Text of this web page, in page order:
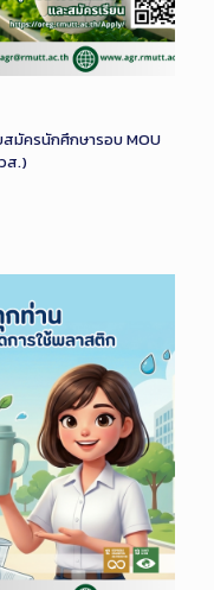
มัครนักศึกษารอบ MOU
ส.)